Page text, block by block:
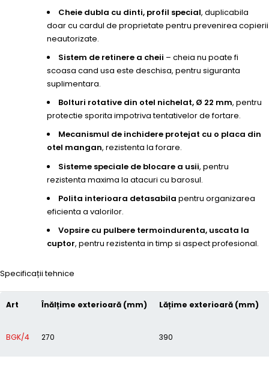
Cheie dubla cu dinti, profil special, duplicabila
doar cu cardul de proprietate pentru prevenirea copierii
neautorizate.
Sistem de retinere a cheii – cheia nu poate fi
scoasa cand usa este deschisa, pentru siguranta
suplimentara.
Bolturi rotative din otel nichelat, Ø 22 mm, pentru
protectie sporita impotriva tentativelor de fortare.
Mecanismul de inchidere protejat cu o placa din
otel mangan, rezistenta la forare.
Sisteme speciale de blocare a usii, pentru
rezistenta maxima la atacuri cu barosul.
Polita interioara detasabila pentru organizarea
eficienta a valorilor.
Vopsire cu pulbere termoindurenta, uscata la
cuptor, pentru rezistenta in timp si aspect profesional.
Specificații tehnice
Art Înălțime exterioară (mm) Lățime exterioară (mm)
BGK/4 270 390